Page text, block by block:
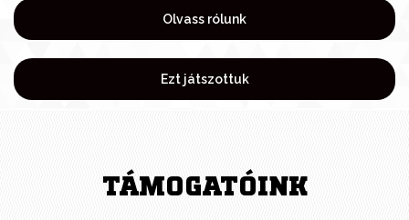
Olvass rólunk
Ezt játszottuk
TÁMOGATÓINK